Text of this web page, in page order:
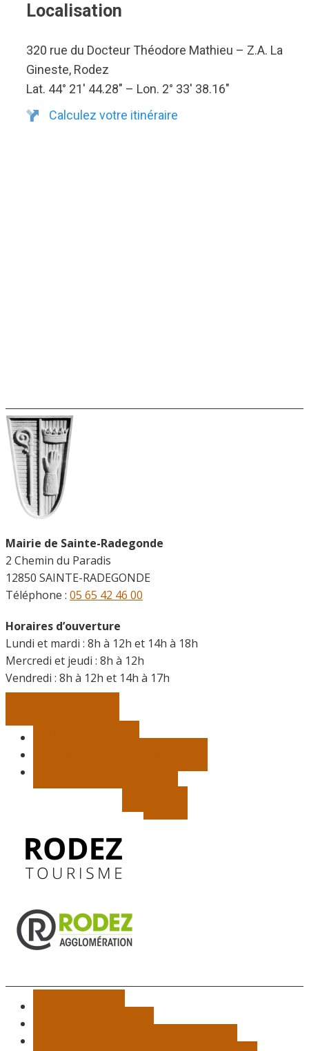
Localisation
320 rue du Docteur Théodore Mathieu – Z.A. La
Gineste, Rodez
Lat. 44° 21′ 44.28″ – Lon. 2° 33′ 38.16″
Calculez votre itinéraire
Mairie de Sainte-Radegonde
2 Chemin du Paradis
12850 SAINTE-RADEGONDE
Téléphone : 05 65 42 46 00
Horaires d’ouverture
Lundi et mardi : 8h à 12h et 14h à 18h
Mercredi et jeudi : 8h à 12h
Vendredi : 8h à 12h et 14h à 17h